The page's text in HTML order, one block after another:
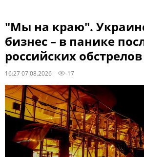
"Мы на краю".
бизнес – в панике
российских обстрелов
16:27 07.08.2026 17